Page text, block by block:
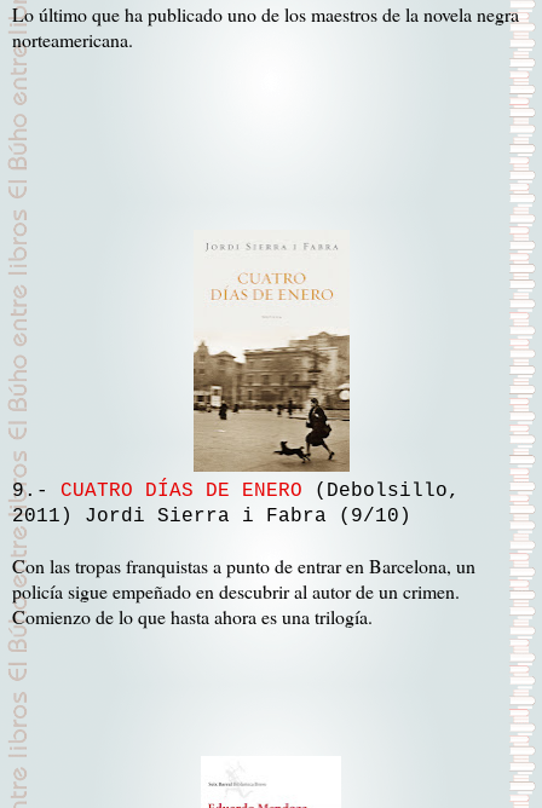
Lo último que ha publicado uno de los maestros de la novela negra
norteamericana.
9.- CUATRO DÍAS DE ENERO (Debolsillo,
2011) Jordi Sierra i Fabra (9/10)
Con las tropas franquistas a punto de entrar en Barcelona, un
policía sigue empeñado en descubrir al autor de un crimen.
Comienzo de lo que hasta ahora es una trilogía.